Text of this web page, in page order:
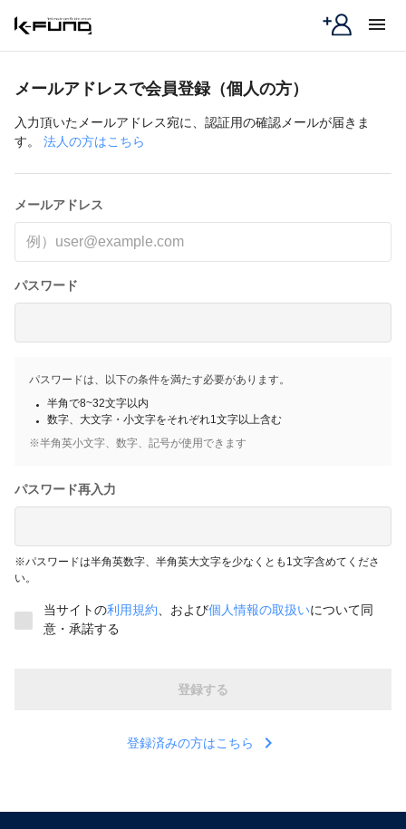
menu
メールアドレスで会員登録（個人の方）
入力頂いたメールアドレス宛に、認証用の確認メールが届きま
す。
法人の方はこちら
メールアドレス
パスワード
パスワードは、以下の条件を満たす必要があります。
半角で8~32文字以内
数字、大文字・小文字をそれぞれ1文字以上含む
※半角英小文字、数字、記号が使用できます
パスワード再入力
※パスワードは半角英数字、半角英大文字を少なくとも1文字含めてくださ
い。
当サイトの利用規約 、および個人情報の取扱いについて同
意・承諾する
登録する
登録済みの方はこちら chevron_right